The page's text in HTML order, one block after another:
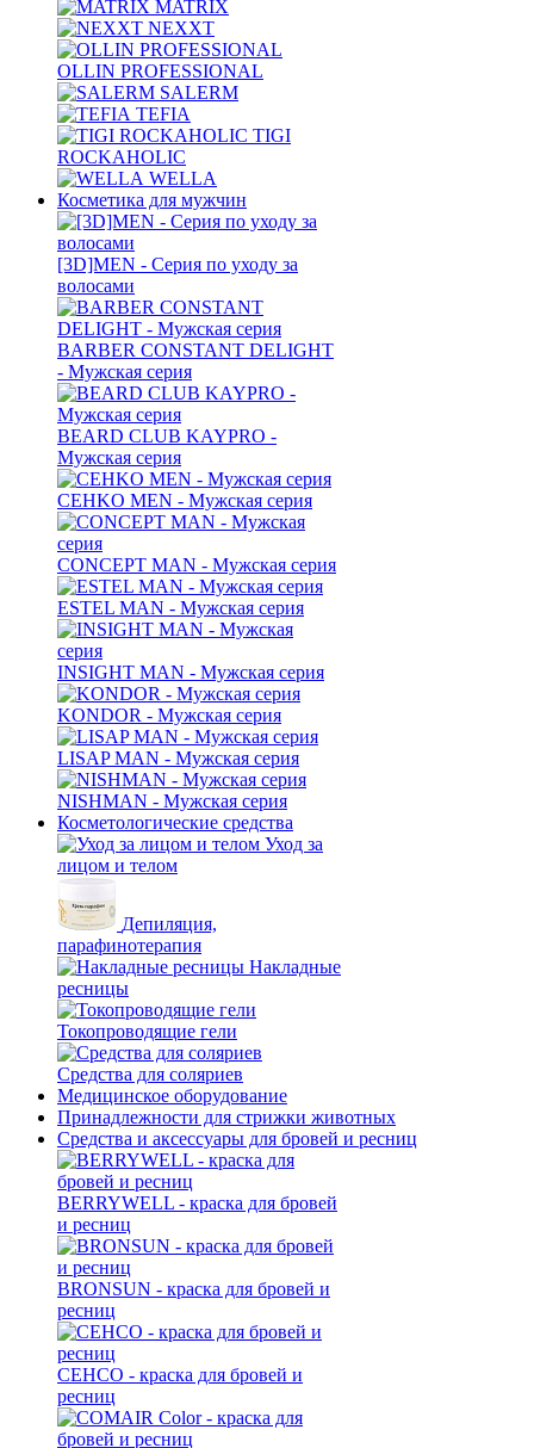
MATRIX
NEXXT
OLLIN PROFESSIONAL
SALERM
TEFIA
TIGI
ROCKAHOLIC
WELLA
Косметика для мужчин
[3D]MEN - Серия по уходу за
волосами
BARBER CONSTANT DELIGHT
- Мужская серия
BEARD CLUB KAYPRO -
Мужская серия
CEHKO MEN - Мужская серия
CONCEPT MAN - Мужская серия
ESTEL MAN - Мужская серия
INSIGHT MAN - Мужская серия
KONDOR - Мужская серия
LISAP MAN - Мужская серия
NISHMAN - Мужская серия
Косметологические средства
Уход за
лицом и телом
Депиляция,
парафинотерапия
Накладные
ресницы
Токопроводящие гели
Средства для соляриев
Медицинское оборудование
Принадлежности для стрижки животных
Средства и аксессуары для бровей и ресниц
BERRYWELL - краска для бровей
и ресниц
BRONSUN - краска для бровей и
ресниц
CEHCO - краска для бровей и
ресниц